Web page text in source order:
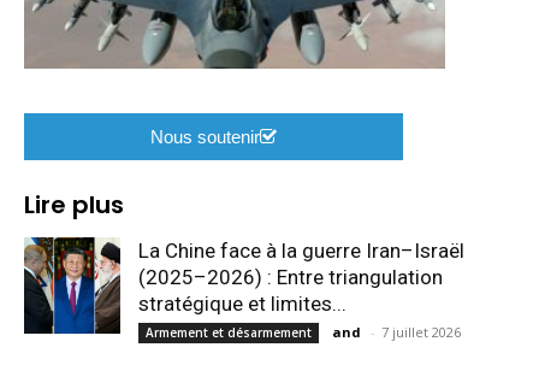
Nous soutenir
Lire plus
La Chine face à la guerre Iran–Israël
(2025–2026) : Entre triangulation
stratégique et limites...
Armement et désarmement and - 7 juillet 2026